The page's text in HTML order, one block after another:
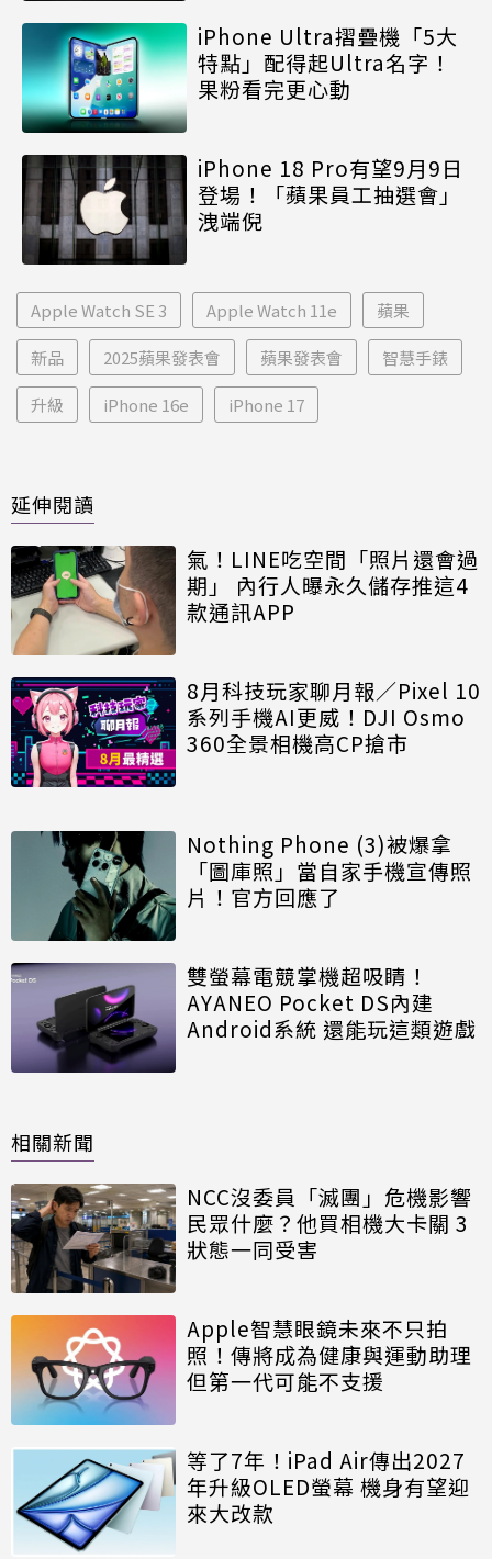
iPhone Ultra摺疊機「5大
特點」配得起Ultra名字！
果粉看完更心動
iPhone 18 Pro有望9月9日
登場！「蘋果員工抽選會」
洩端倪
Apple Watch SE 3 Apple Watch 11e 蘋果
新品 2025蘋果發表會 蘋果發表會 智慧手錶
升級 iPhone 16e iPhone 17
延伸閱讀
氣！LINE吃空間「照片還會過
期」 內行人曝永久儲存推這4
款通訊APP
8月科技玩家聊月報／Pixel 10
系列手機AI更威！DJI Osmo
360全景相機高CP搶市
Nothing Phone (3)被爆拿
「圖庫照」當自家手機宣傳照
片！官方回應了
雙螢幕電競掌機超吸睛！
AYANEO Pocket DS內建
Android系統 還能玩這類遊戲
相關新聞
NCC沒委員「滅團」危機影響
民眾什麼？他買相機大卡關 3
狀態一同受害
Apple智慧眼鏡未來不只拍
照！傳將成為健康與運動助理
但第一代可能不支援
等了7年！iPad Air傳出2027
年升級OLED螢幕 機身有望迎
來大改款